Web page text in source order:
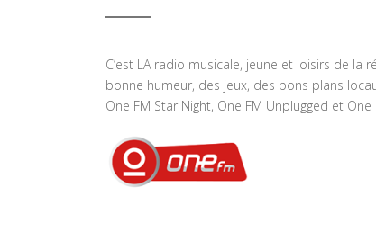
C’est LA radio musicale, jeune et loisirs de la
bonne humeur, des jeux, des bons plans
One FM Star Night, One FM Unplugged et One